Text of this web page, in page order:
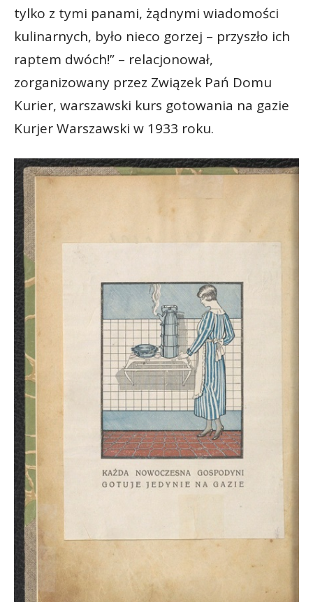
tylko z tymi panami, żądnymi wiadomości
kulinarnych, było nieco gorzej – przyszło ich
raptem dwóch!” – relacjonował,
zorganizowany przez Związek Pań Domu
Kurier, warszawski kurs gotowania na gazie
Kurjer Warszawski w 1933 roku.